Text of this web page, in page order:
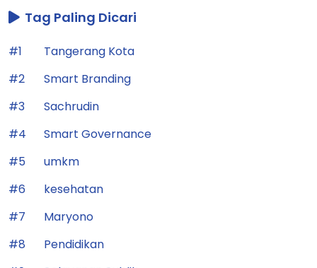
Tag Paling Dicari
#1
Tangerang Kota
#2
Smart Branding
#3
Sachrudin
#4
Smart Governance
#5
umkm
#6
kesehatan
#7
Maryono
#8
Pendidikan